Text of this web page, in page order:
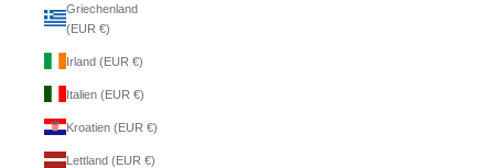
Griechenland
(EUR €)
Irland (EUR €)
Italien (EUR €)
Kroatien (EUR €)
Lettland (EUR €)